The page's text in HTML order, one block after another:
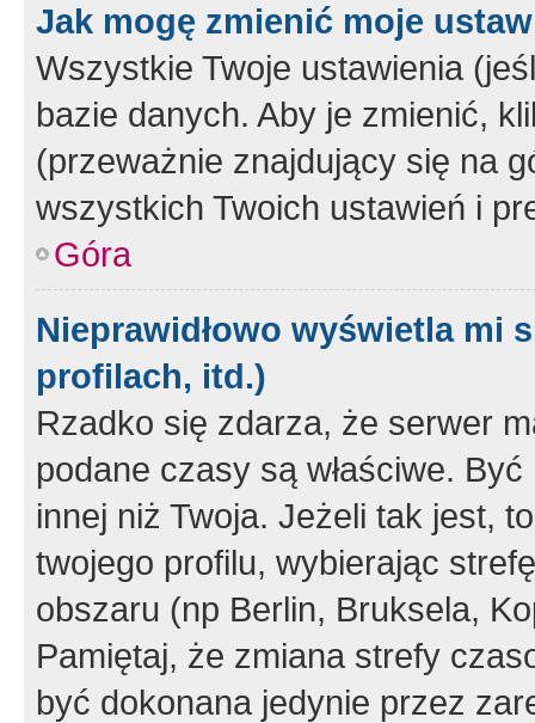
Jak mogę zmienić moje
Wszystkie Twoje ustawienia
bazie danych. Aby je zmienić,
(przeważnie znajdujący się na
wszystkich Twoich ustawień i
Góra
Nieprawidłowo wyświetla mi
profilach, itd.)
Rzadko się zdarza, że serwer
podane czasy są właściwe.
innej niż Twoja. Jeżeli tak jest,
twojego profilu, wybierając
obszaru (np Berlin, Bruksela,
Pamiętaj, że zmiana strefy
być dokonana jedynie przez